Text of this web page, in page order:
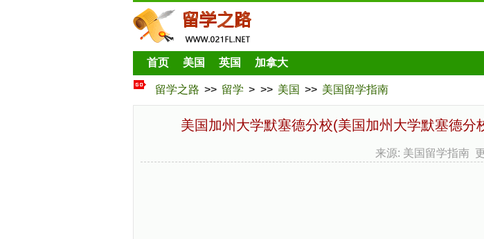
首页 美国 英国 加拿大
留学之路 >> 留学 > >> 美国 >> 美国留学指南
美国加州大学默塞德分校(美国加州大学默塞德分
来源: 美国留学指南